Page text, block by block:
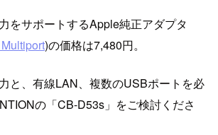
をサポートするApple純正アダプタ
)の価格は7,480円。
と、有線LAN、複数のUSBポートを必
の「CB-D53s」をご検討くださ